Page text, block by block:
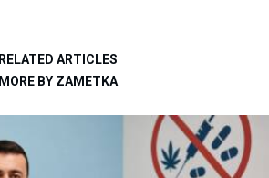
RELATED ARTICLES
MORE BY ZAMETKA